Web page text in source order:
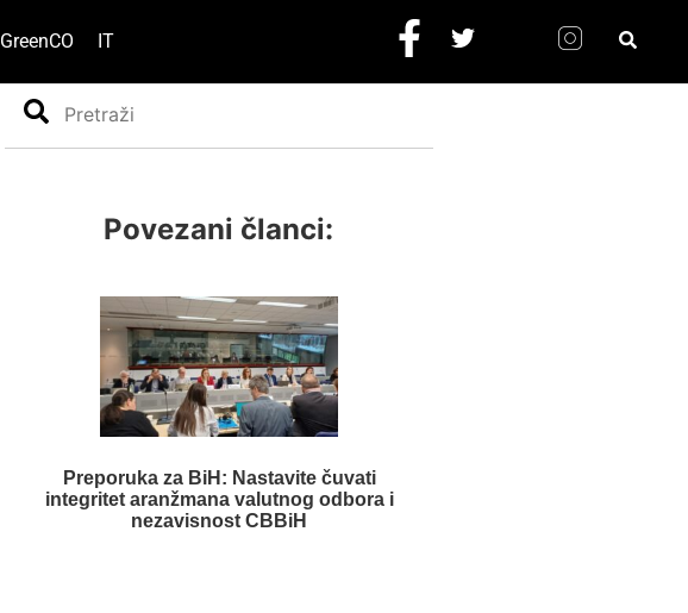
GreenCO IT
Search
Povezani članci:
Preporuka za BiH: Nastavite čuvati
integritet aranžmana valutnog odbora i
nezavisnost CBBiH